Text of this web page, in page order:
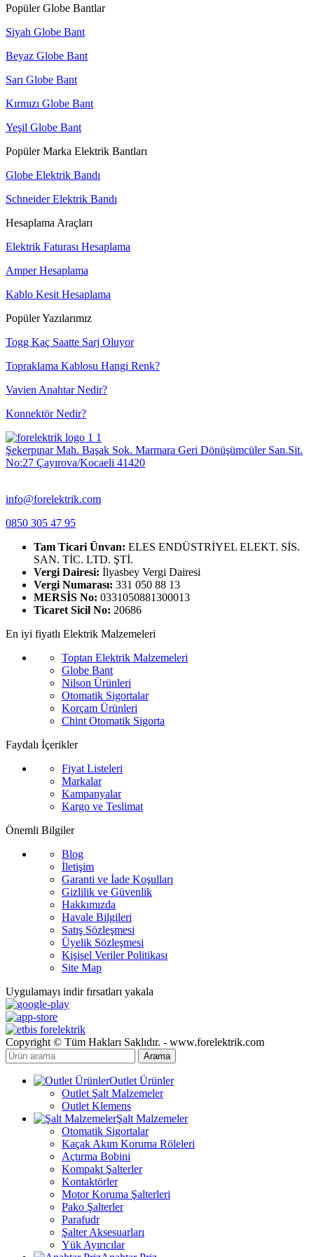
Popüler Globe Bantlar
Siyah Globe Bant
Beyaz Globe Bant
Sarı Globe Bant
Kırmızı Globe Bant
Yeşil Globe Bant
Popüler Marka Elektrik Bantları
Globe Elektrik Bandı
Schneider Elektrik Bandı
Hesaplama Araçları
Elektrik Faturası Hesaplama
Amper Hesaplama
Kablo Kesit Hesaplama
Popüler Yazılarımız
Togg Kaç Saatte Sarj Oluyor
Topraklama Kablosu Hangi Renk?
Vavien Anahtar Nedir?
Konnektör Nedir?
Şekerpınar Mah. Başak Sok. Marmara Geri Dönüşümcüler San.Sit.
No:27 Çayırova/Kocaeli 41420
info@forelektrik.com
0850 305 47 95
Tam Ticari Ünvan: ELES ENDÜSTRİYEL ELEKT. SİS.
SAN. TİC. LTD. ŞTİ.
Vergi Dairesi: İlyasbey Vergi Dairesi
Vergi Numarası: 331 050 88 13
MERSİS No: 0331050881300013
Ticaret Sicil No: 20686
En iyi fiyatlı Elektrik Malzemeleri
Toptan Elektrik Malzemeleri
Globe Bant
Nilson Ürünleri
Otomatik Sigortalar
Korçam Ürünleri
Chint Otomatik Sigorta
Faydalı İçerikler
Fiyat Listeleri
Markalar
Kampanyalar
Kargo ve Teslimat
Önemli Bilgiler
Blog
İletişim
Garanti ve İade Koşulları
Gizlilik ve Güvenlik
Hakkımızda
Havale Bilgileri
Satış Sözleşmesi
Üyelik Sözleşmesi
Kişisel Veriler Politikası
Site Map
Uygulamayı indir fırsatları yakala
Copyright © Tüm Hakları Saklıdır. - www.forelektrik.com
Arama
Outlet Ürünler
Outlet Şalt Malzemeler
Outlet Klemens
Şalt Malzemeler
Otomatik Sigortalar
Kaçak Akım Koruma Röleleri
Açtırma Bobini
Kompakt Şalterler
Kontaktörler
Motor Koruma Şalterleri
Pako Şalterler
Parafudr
Şalter Aksesuarları
Yük Ayırıcılar